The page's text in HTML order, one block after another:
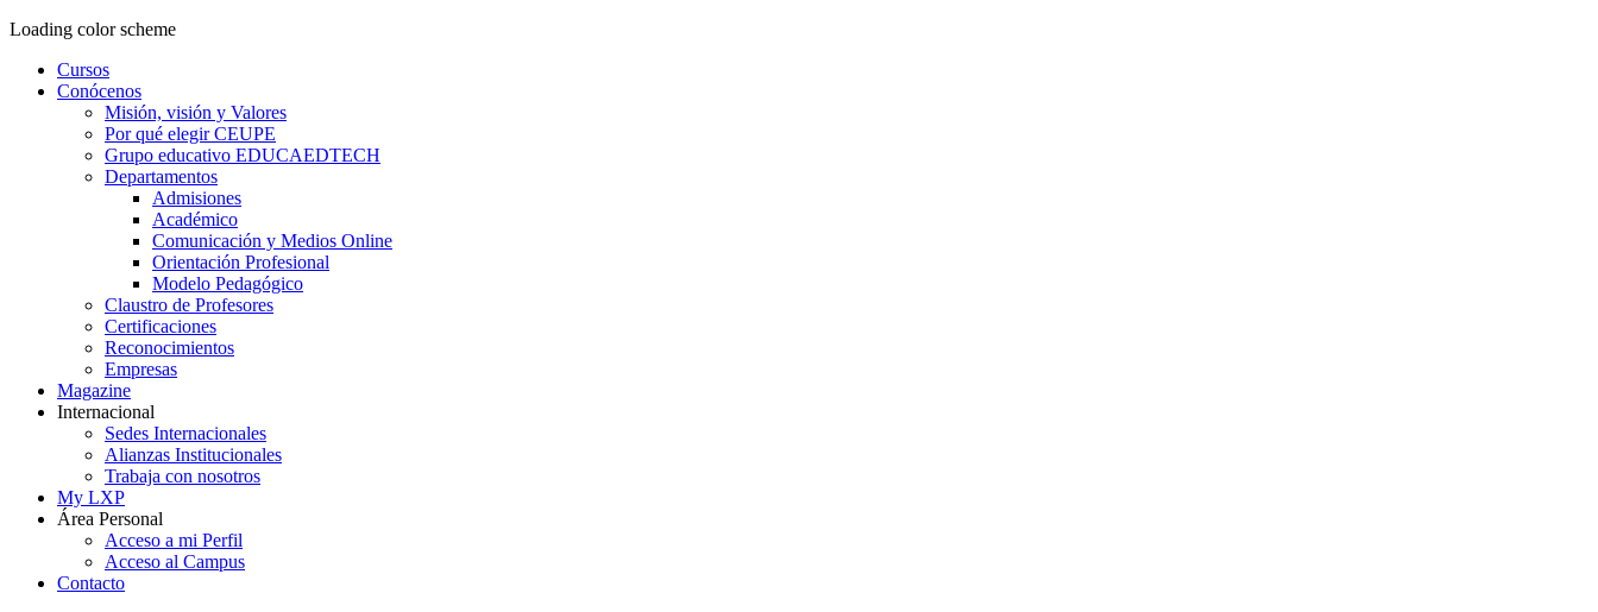
Loading color scheme
Cursos
Conócenos
Misión, visión y Valores
Por qué elegir CEUPE
Grupo educativo EDUCAEDTECH
Departamentos
Admisiones
Académico
Comunicación y Medios Online
Orientación Profesional
Modelo Pedagógico
Claustro de Profesores
Certificaciones
Reconocimientos
Empresas
Magazine
Internacional
Sedes Internacionales
Alianzas Institucionales
Trabaja con nosotros
My LXP
Área Personal
Acceso a mi Perfil
Acceso al Campus
Contacto